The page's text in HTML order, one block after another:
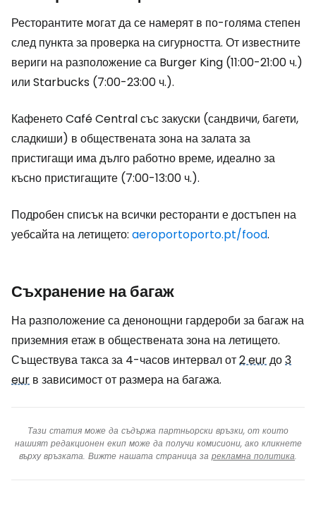
Ресторантите могат да се намерят в по-голяма степен
след пункта за проверка на сигурността. От известните
вериги на разположение са Burger King (11:00-21:00 ч.)
или Starbucks (7:00-23:00 ч.).
Кафенето Café Central със закуски (сандвичи, багети,
сладкиши) в обществената зона на залата за
пристигащи има дълго работно време, идеално за
късно пристигащите (7:00-13:00 ч.).
Подробен списък на всички ресторанти е достъпен на
уебсайта на летището: aeroportoporto.pt/food.
Съхранение на багаж
На разположение са денонощни гардероби за багаж на
приземния етаж в обществената зона на летището.
Съществува такса за 4-часов интервал от2 eurдо3
eur в зависимост от размера на багажа.
Тази статия може да съдържа партньорски връзки, от които
нашият редакционен екип може да получи комисиони, ако кликнете
върху връзката. Вижте нашата страница за рекламна политика.